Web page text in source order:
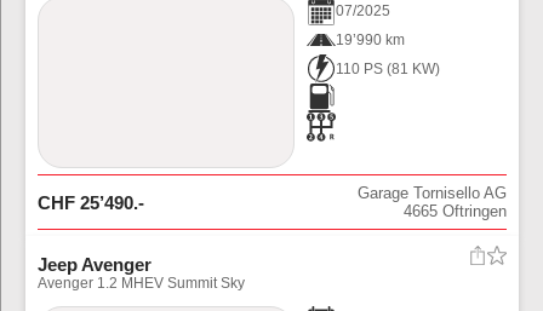
07/2025
19’990 km
110 PS (81 KW)
CHF 25’490.-
Garage Tornisello AG
4665 Oftringen
Jeep Avenger
Avenger 1.2 MHEV Summit Sky